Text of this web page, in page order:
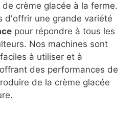
crème glacée à la ferme.
d'offrir une grande variété
pour répondre à tous les
Nos machines sont
à utiliser et à
des performances de
de la crème glacée